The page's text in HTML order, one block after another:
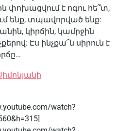
փոխացվում է ոգու հե՞տ,
ենք, տպավորված ենք:
կիրճին, կամրջին
Էս ինչքա՜ն սիրուն է
watch?